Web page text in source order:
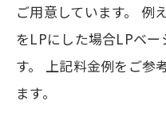
ご用意しています。 例
をLPにした場合LPベ
す。 上記料金例をご参
ます。